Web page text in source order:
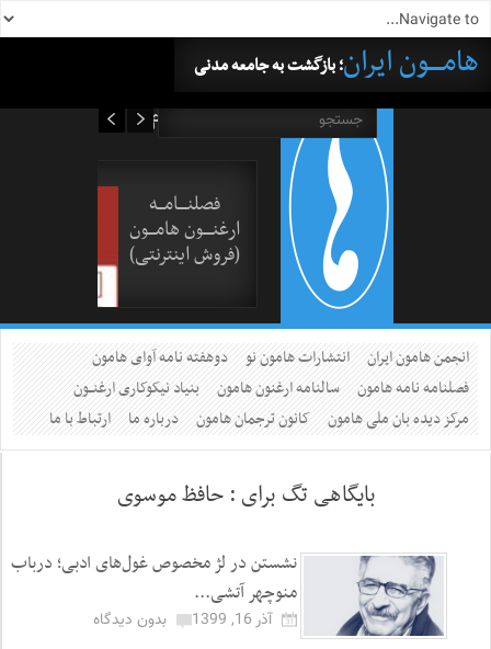
هامــــون ایران؛ بازگشت به جامعه مدنی
فصلنــــامـــه
ارغنــــون هامـــون
(فروش اینترنتی)
انجمن هامون ایران انتشارات هامون نو
دوهفته نامه آوای هامون
فصلنامه نامه هامون
سالنامه ارغنون هامون
بنیاد نیکوکاری ارغنــون
مرکز دیده بان ملی هامون
کانون ترجمان هامون درباره ما ارتباط با ما
بایگاهی تگ برای : حافظ موسوی
نشستن در لژ مخصوص غول‌های ادبی؛ درباب
منوچهر آتشی...
آذر 16, 1399
بدون دیدگاه